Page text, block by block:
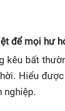
để mọi hư
bất
Hiểu
nghiệp.